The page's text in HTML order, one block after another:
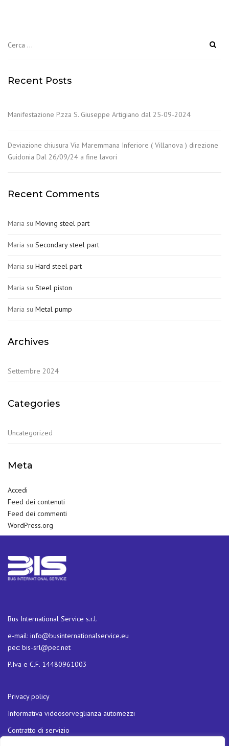
Recent Posts
Manifestazione P.zza S. Giuseppe Artigiano dal 25-09-2024
Deviazione chiusura Via Maremmana Inferiore ( Villanova ) direzione
Guidonia Dal 26/09/24 a fine lavori
Recent Comments
Maria su Moving steel part
Maria su Secondary steel part
Maria su Hard steel part
Maria su Steel piston
Maria su Metal pump
Archives
Settembre 2024
Categories
Uncategorized
Meta
Accedi
Feed dei contenuti
Feed dei commenti
WordPress.org
Bus International Service s.r.l.
e-mail: info@businternationalservice.eu
pec: bis-srl@pec.net
P.Iva e C.F. 14480961003
Privacy policy
Informativa videosorveglianza automezzi
Contratto di servizio